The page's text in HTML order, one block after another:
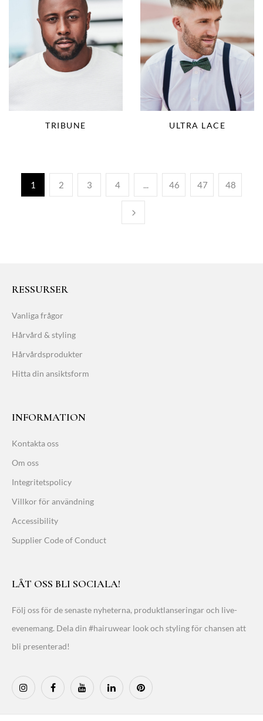
TRIBUNE ULTRA LACE
1 2 3 4 46 47 48
RESSURSER
Vanliga frågor
Hårvård & styling
Hårvårdsprodukter
Hitta din ansiktsform
INFORMATION
Kontakta oss
Om oss
Integritetspolicy
Villkor för användning
Accessibility
Supplier Code of Conduct
LÅT OSS BLI SOCIALA!
Följ oss för de senaste nyheterna, produktlanseringar och live-
evenemang. Dela din #hairuwear look och styling för chansen att
bli presenterad!